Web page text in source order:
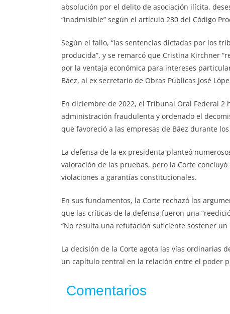
absolución por el delito de asociación ilícita,
“inadmisible” según el artículo 280 del Código
Según el fallo, “las sentencias dictadas por los
producida”, y se remarcó que Cristina Kirchner
por la ventaja económica para intereses
Báez, al ex secretario de Obras Públicas José
En diciembre de 2022, el Tribunal Oral Federal
administración fraudulenta y ordenado el
que favoreció a las empresas de Báez durante
La defensa de la ex presidenta planteó
valoración de las pruebas, pero la Corte
violaciones a garantías constitucionales.
En sus fundamentos, la Corte rechazó los
que las críticas de la defensa fueron una
“No resulta una refutación suficiente sostener
La decisión de la Corte agota las vías ordinarias
un capítulo central en la relación entre el poder
Comentarios